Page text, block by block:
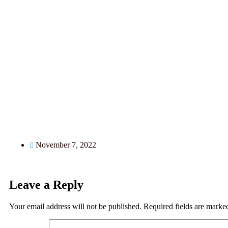
November 7, 2022
Leave a Reply
Your email address will not be published. Required fields are